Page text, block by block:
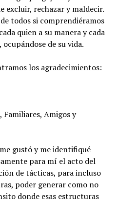
excluir, rechazar y maldecir.
todos si comprendiéramos
quien a su manera y cada
de su vida.
los agradecimientos:
Amigos y
gustó y me identifiqué
para mí el acto del
de tácticas, para incluso
poder generar como no
donde esas estructuras